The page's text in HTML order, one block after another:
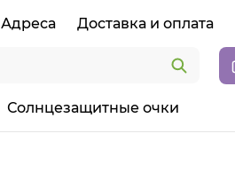
Адреса Доставка и оплата
Солнцезащитные очки